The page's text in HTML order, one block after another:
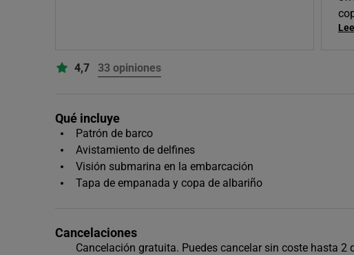
4,7 33 opiniones
Qué incluye
Patrón de barco
Avistamiento de delfines
Visión submarina en la embarcación
Tapa de empanada y copa de albariño
Cancelaciones
Cancelación gratuita. Puedes cancelar sin coste hasta